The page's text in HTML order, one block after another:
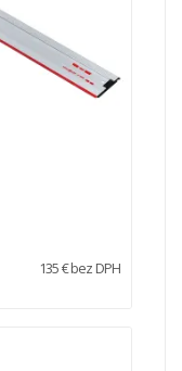
135 € bez DPH